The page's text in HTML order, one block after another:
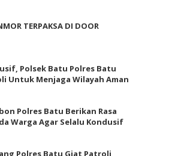
TERPAKSA DI DOOR
Polsek Batu Polres Batu
Untuk Menjaga Wilayah Aman
Polres Batu Berikan Rasa
Warga Agar Selalu Kondusif
Polres Batu Giat Patroli